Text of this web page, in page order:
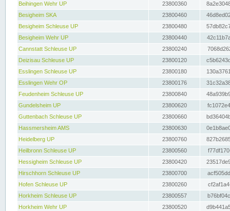
Beihingen Wehr UP
23800360
Besigheim SKA
23800460
Besigheim Schleuse UP
23800480
Besigheim Wehr UP
23800440
Cannstatt Schleuse UP
23800240
Deizisau Schleuse UP
23800120
Esslingen Schleuse UP
23800180
Esslingen Wehr OP
23800176
Feudenheim Schleuse UP
23800840
Gundelsheim UP
23800620
Guttenbach Schleuse UP
23800660
Hassmersheim AMS
23800630
Heidelberg UP
23800760
Heilbronn Schleuse UP
23800560
Hessigheim Schleuse UP
23800420
Hirschhorn Schleuse UP
23800700
Hofen Schleuse UP
23800260
Horkheim Schleuse UP
23800557
Horkheim Wehr UP
23800520